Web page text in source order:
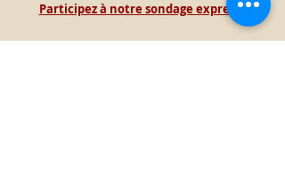
Participez à notre sondage express !